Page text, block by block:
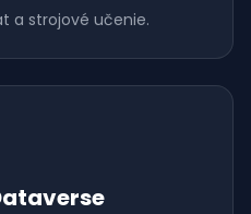
a strojové učenie.